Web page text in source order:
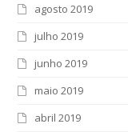
agosto 2019
julho 2019
junho 2019
maio 2019
abril 2019